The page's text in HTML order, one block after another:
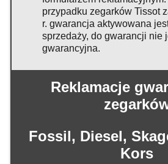
przypadku zegarków Tissot
r. gwarancja aktywowana
sprzedaży, do gwarancji nie
gwarancyjna.
Reklamacje
Fossil, Diesel,
Kors